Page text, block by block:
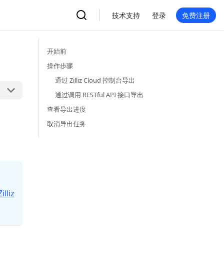
技术支持 登录 免费注册
开始前
操作步骤
通过 Zilliz Cloud 控制台导出
通过调用 RESTful API 接口导出
查看导出进度
取消导出任务